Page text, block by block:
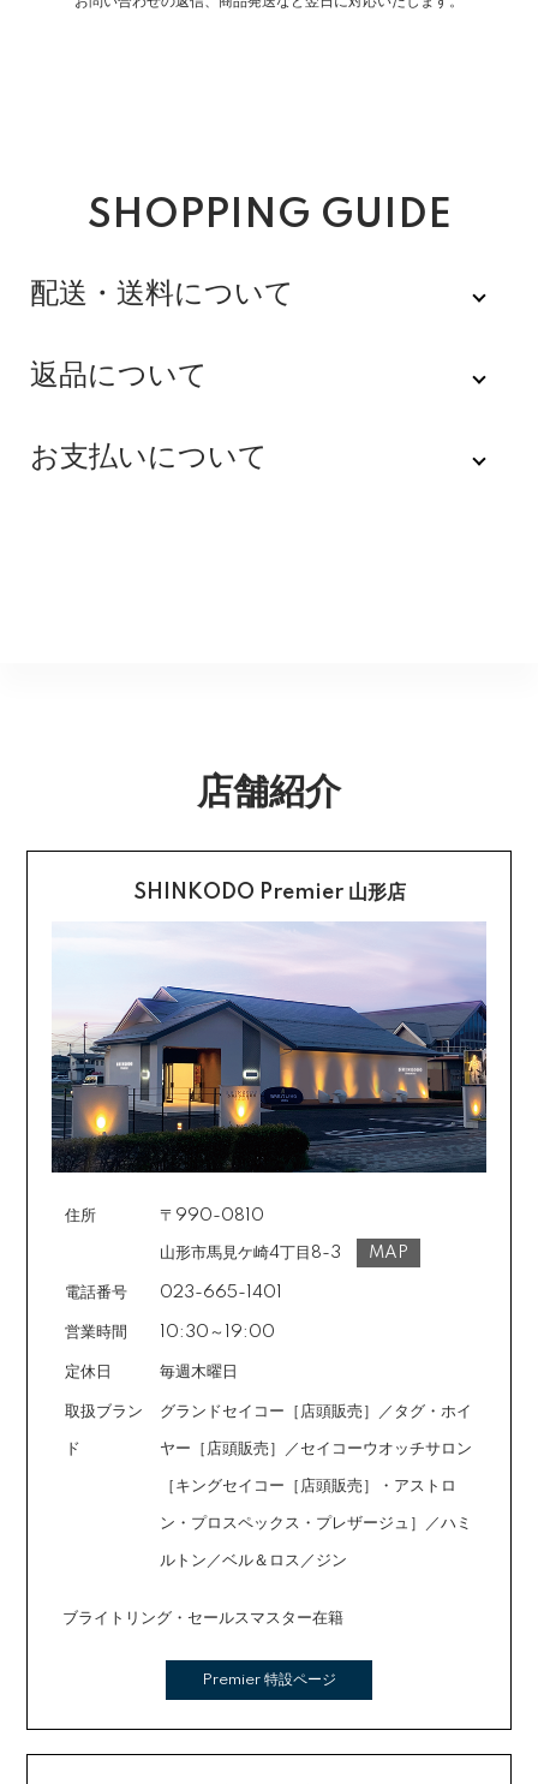
SHOPPING GUIDE
配送・送料について
佐川急便
全品送料無料にてお届けいたします。
※配達時間を指定できない地域（郡部以下は時間指定不
配送・送料の詳細はこちら
返品について
不良品
不良品に該当する場合は当方で負担いたします。返送希
知らせいたしますので、その後着払いでお送りくださ
返品の詳細はこちら
お支払いについて
カード不要の分割払い 【無金利で最大
60回分割】
《ショッピングクレジット》
ご注文受付メールにあわせて、お手続き用のURLをEメ
ールまたはショートメールにてお送りいたします。必要
事項をご入力の上、お手続きをお願いいたします。分割
回数は基本的に10～60回の中からお選びいただきま
場合によっては2～6回も可能ですのでご希望のお客様は
ご注文時に備考欄でお知らせください。※ショッピングク
店舗紹介
SHINKODO Premier 山形店
住所 〒990-0810
山形市馬見ケ崎4丁目8-3 MAP
電話番号 023-665-1401
営業時間 10:30～19:00
定休日 毎週木曜日
取扱ブラン
ド
グランドセイコー［店頭販売］／タグ・ホイ
ヤー［店頭販売］／セイコーウオッチサロン
［キングセイコー［店頭販売］・アストロ
ン・プロスペックス・プレザージュ］／ハミ
ルトン／ベル＆ロス／ジン
ブライトリング・セールスマスター在籍
Premier 特設ページ